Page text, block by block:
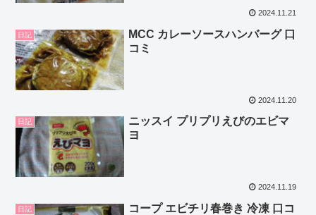
2024.11.21
日記
MCC カレーソースハンバーグ 口
コミ
2024.11.20
日記
ニッスイ プリプリえびのエビマ
ヨ
2024.11.19
日記
コープ エビチリ春巻き 冷凍 口コ